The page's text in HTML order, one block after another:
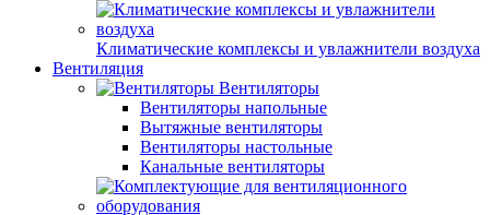
Климатические комплексы и увлажнители воздуха
Вентиляция
Вентиляторы
Вентиляторы напольные
Вытяжные вентиляторы
Вентиляторы настольные
Канальные вентиляторы